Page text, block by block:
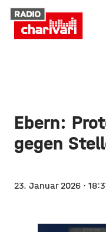
Ebern:
gegen
23. Januar 2026 ·